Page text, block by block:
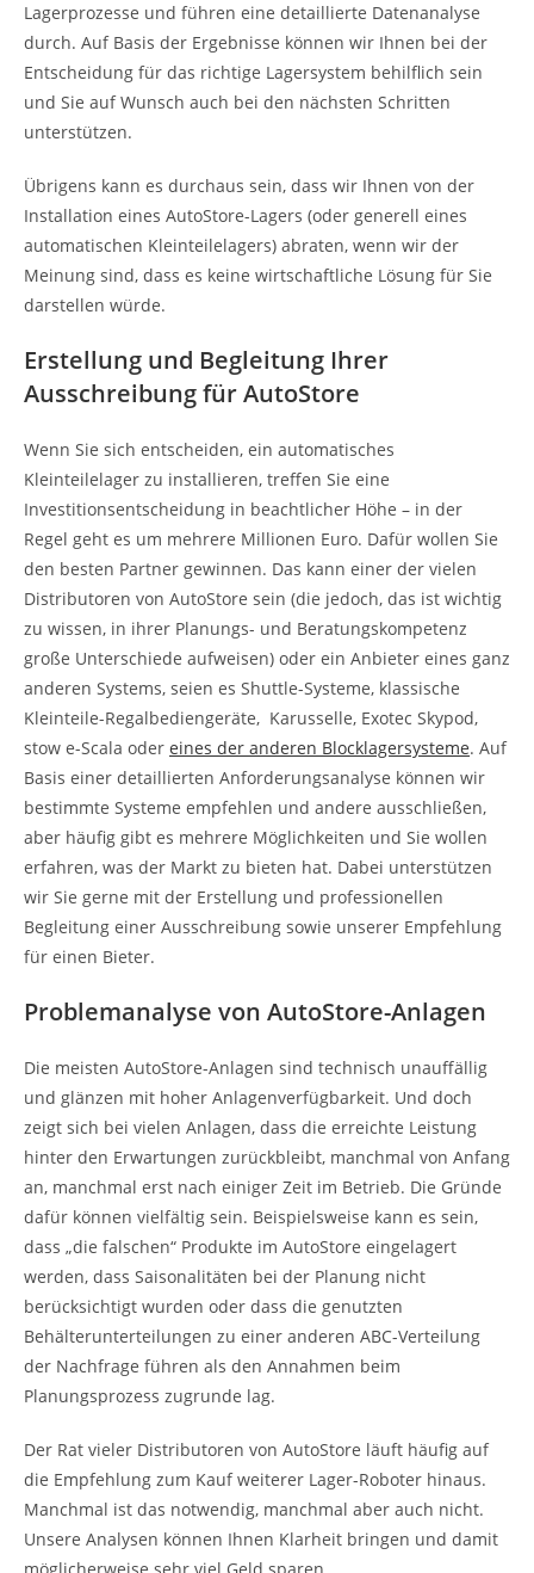
Lagerprozesse und führen eine detaillierte Datenanalyse
durch. Auf Basis der Ergebnisse können wir Ihnen bei der
Entscheidung für das richtige Lagersystem behilflich sein
und Sie auf Wunsch auch bei den nächsten Schritten
unterstützen.
Übrigens kann es durchaus sein, dass wir Ihnen von der
Installation eines AutoStore-Lagers (oder generell eines
automatischen Kleinteilelagers) abraten, wenn wir der
Meinung sind, dass es keine wirtschaftliche Lösung für Sie
darstellen würde.
Erstellung und Begleitung Ihrer
Ausschreibung für AutoStore
Wenn Sie sich entscheiden, ein automatisches
Kleinteilelager zu installieren, treffen Sie eine
Investitionsentscheidung in beachtlicher Höhe – in der
Regel geht es um mehrere Millionen Euro. Dafür wollen Sie
den besten Partner gewinnen. Das kann einer der vielen
Distributoren von AutoStore sein (die jedoch, das ist wichtig
zu wissen, in ihrer Planungs- und Beratungskompetenz
große Unterschiede aufweisen) oder ein Anbieter eines ganz
anderen Systems, seien es Shuttle-Systeme, klassische
Kleinteile-Regalbediengeräte, Karusselle, Exotec Skypod,
stow e-Scala oder eines der anderen Blocklagersysteme. Auf
Basis einer detaillierten Anforderungsanalyse können wir
bestimmte Systeme empfehlen und andere ausschließen,
aber häufig gibt es mehrere Möglichkeiten und Sie wollen
erfahren, was der Markt zu bieten hat. Dabei unterstützen
wir Sie gerne mit der Erstellung und professionellen
Begleitung einer Ausschreibung sowie unserer Empfehlung
für einen Bieter.
Problemanalyse von AutoStore-Anlagen
Die meisten AutoStore-Anlagen sind technisch unauffällig
und glänzen mit hoher Anlagenverfügbarkeit. Und doch
zeigt sich bei vielen Anlagen, dass die erreichte Leistung
hinter den Erwartungen zurückbleibt, manchmal von Anfang
an, manchmal erst nach einiger Zeit im Betrieb. Die Gründe
dafür können vielfältig sein. Beispielsweise kann es sein,
dass „die falschen“ Produkte im AutoStore eingelagert
werden, dass Saisonalitäten bei der Planung nicht
berücksichtigt wurden oder dass die genutzten
Behälterunterteilungen zu einer anderen ABC-Verteilung
der Nachfrage führen als den Annahmen beim
Planungsprozess zugrunde lag.
Der Rat vieler Distributoren von AutoStore läuft häufig auf
die Empfehlung zum Kauf weiterer Lager-Roboter hinaus.
Manchmal ist das notwendig, manchmal aber auch nicht.
Unsere Analysen können Ihnen Klarheit bringen und damit